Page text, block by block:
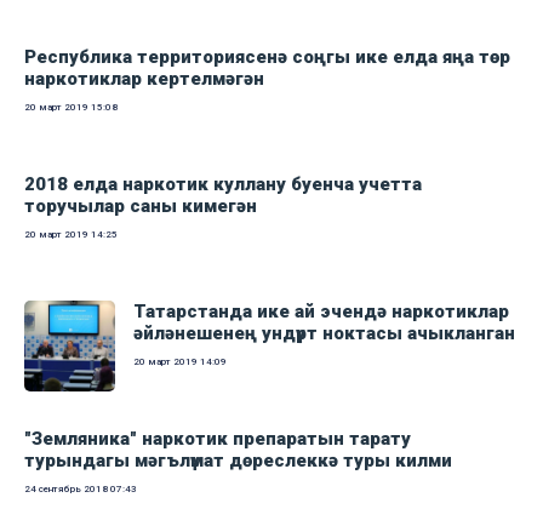
Республика территориясенә соңгы ике елда яңа төр
наркотиклар кертелмәгән
20 март 2019 15:08
2018 елда наркотик куллану буенча учетта
торучылар саны кимегән
20 март 2019 14:25
Татарстанда ике ай эчендә наркотиклар
әйләнешенең ундүрт ноктасы ачыкланган
20 март 2019 14:09
"Земляника" наркотик препаратын тарату
турындагы мәгълүмат дөреслеккә туры килми
24 сентябрь 2018 07:43